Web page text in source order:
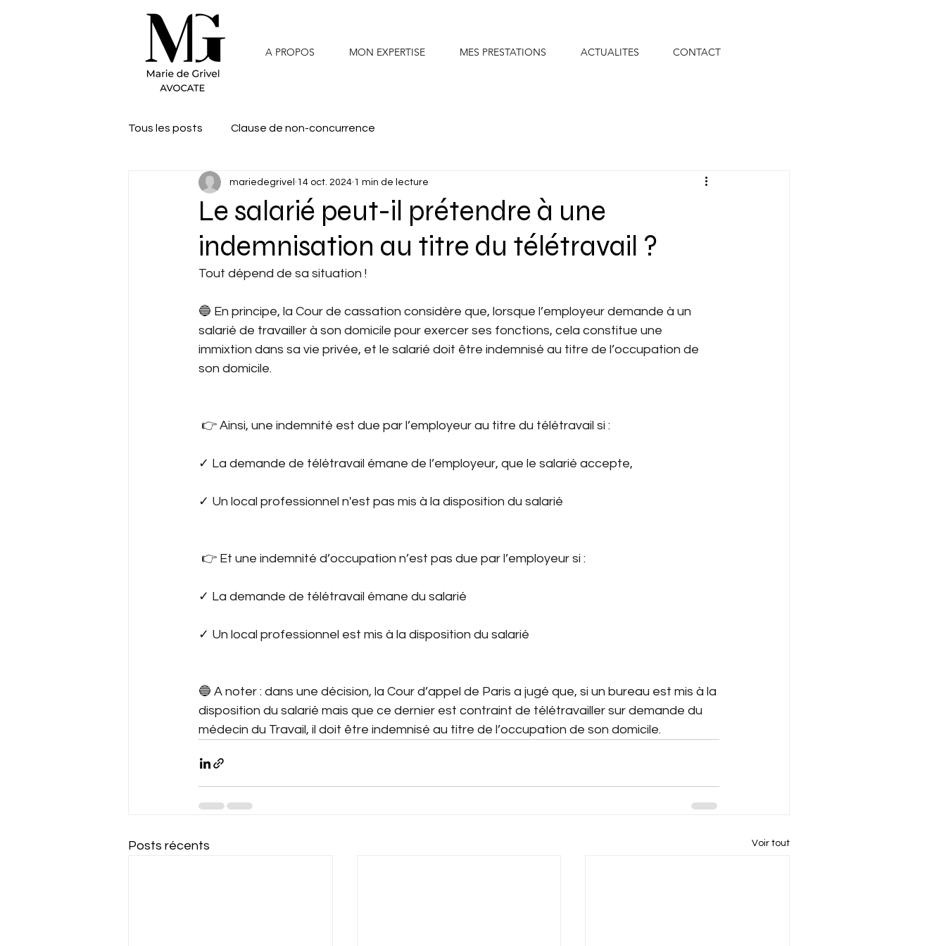
A PROPOS MON EXPERTISE MES PRESTATIONS ACTUALITES CONTACT
Tous les posts Clause de non-concurrence
Le salarié peut-il prétendre à une
indemnisation au titre du télétravail ?
mariedegrivel 14 oct. 2024 1 min de lecture
Tout dépend de sa situation !
🔵 En principe, la Cour de cassation considère que, lorsque l’employeur demande à un
salarié de travailler à son domicile pour exercer ses fonctions, cela constitue une
immixtion dans sa vie privée, et le salarié doit être indemnisé au titre de l’occupation de
son domicile.
👉 Ainsi, une indemnité est due par l’employeur au titre du télétravail si :
✓ La demande de télétravail émane de l’employeur, que le salarié accepte,
✓ Un local professionnel n'est pas mis à la disposition du salarié
👉 Et une indemnité d’occupation n’est pas due par l’employeur si :
✓ La demande de télétravail émane du salarié
✓ Un local professionnel est mis à la disposition du salarié
🔵 A noter : dans une décision, la Cour d’appel de Paris a jugé que, si un bureau est mis à la
disposition du salarié mais que ce dernier est contraint de télétravailler sur demande du
médecin du Travail, il doit être indemnisé au titre de l’occupation de son domicile.
Posts récents Voir tout